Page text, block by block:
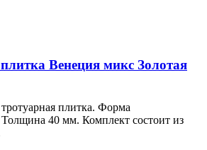
Венеция микс Золотая
плитка. Форма
Толщина 40 мм. Комплект состоит из